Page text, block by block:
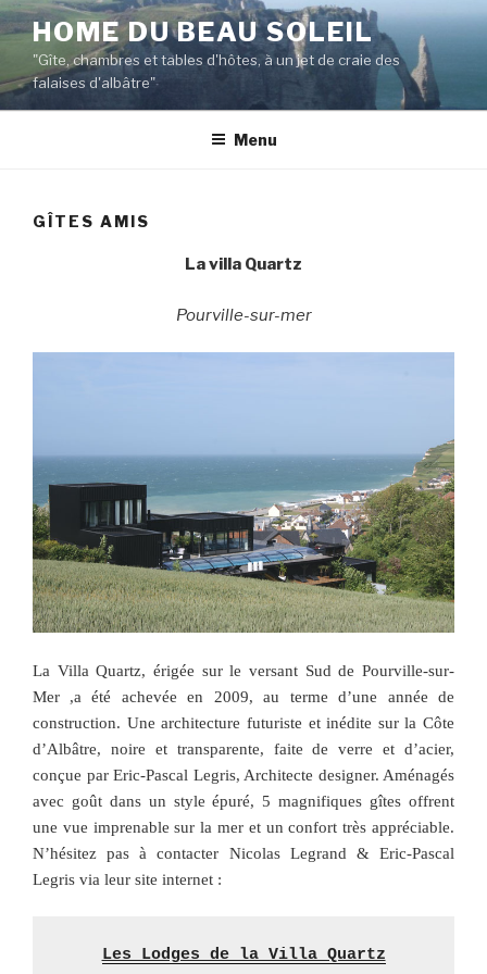
Aller
au
contenu
principal
HOME DU BEAU SOLEIL
"Gîte, chambres et tables d'hôtes, à un jet de craie des
falaises d'albâtre"
Menu
GÎTES AMIS
La villa Quartz
Pourville-sur-mer
La Villa Quartz, érigée sur le versant Sud de Pourville-sur-
Mer
,a été achevée en 2009, au terme d’une année de
construction. Une architecture futuriste et inédite sur la Côte
d’Albâtre, noire et transparente, faite de verre et d’acier,
conçue par Eric-Pascal Legris, Architecte designer. Aménagés
avec goût dans un style épuré, 5 magnifiques gîtes offrent
une vue imprenable sur la mer et un confort très appréciable.
N’hésitez pas à contacter Nicolas Legrand & Eric-Pascal
Legris via leur site internet :
Les Lodges de la Villa Quartz